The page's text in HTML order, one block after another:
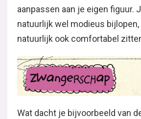
aanpassen aan je eigen figuur.
natuurlijk wel modieus
natuurlijk ook comfortabel
Wat dacht je bijvoorbeeld van